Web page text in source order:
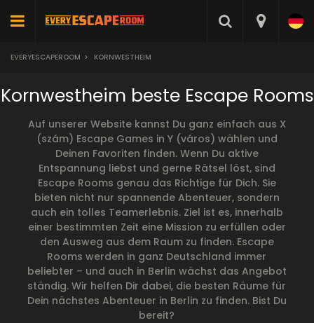
EVERYESCAPEROOM > KORNWESTHEIM
Kornwestheim beste Escape Rooms
Auf unserer Website kannst Du ganz einfach aus X
(szám) Escape Games in Y (város) wählen und
Deinen Favoriten finden. Wenn Du aktive
Entspannung liebst und gerne Rätsel löst, sind
Escape Rooms genau das Richtige für Dich. Sie
bieten nicht nur spannende Abenteuer, sondern
auch ein tolles Teamerlebnis. Ziel ist es, innerhalb
einer bestimmten Zeit eine Mission zu erfüllen oder
den Ausweg aus dem Raum zu finden. Escape
Rooms werden in ganz Deutschland immer
beliebter – und auch in Berlin wächst das Angebot
ständig. Wir helfen Dir dabei, die besten Räume für
Dein nächstes Abenteuer in Berlin zu finden. Bist Du
bereit?